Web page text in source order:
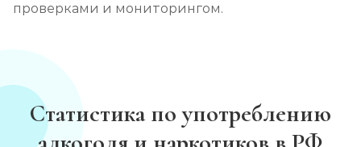
проверками и мониторингом.
Статистика по употреблению